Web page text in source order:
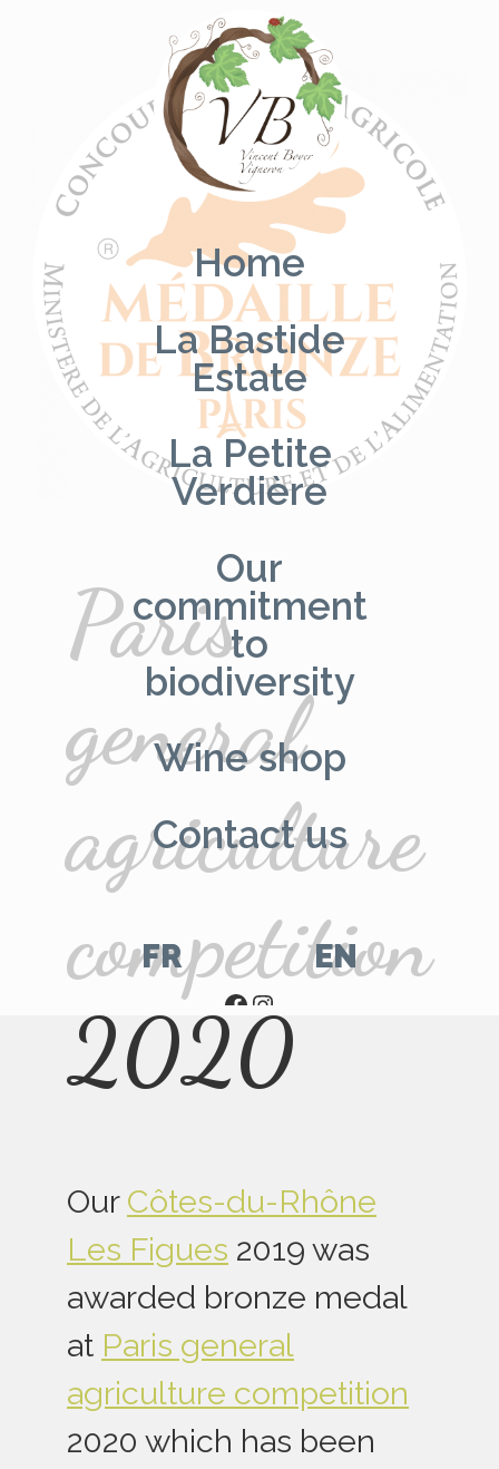
content
Home
La Bastide
Estate
La Petite
Verdière
Our
commitment
to
biodiversity
Wine shop
Contact us
FR EN
Aller
sur
notre
Aller
sur
notre
Paris
general
agriculture
competition
2020
Our Côtes-du-Rhône
Les Figues 2019 was
awarded bronze medal
at Paris general
agriculture competition
2020 which has been